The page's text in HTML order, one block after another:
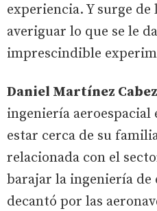
experiencia. Y surge
averiguar lo que se le
imprescindible
Daniel Martínez
ingeniería
estar cerca de su
relacionada con el
barajar la ingeniería de
decantó por las